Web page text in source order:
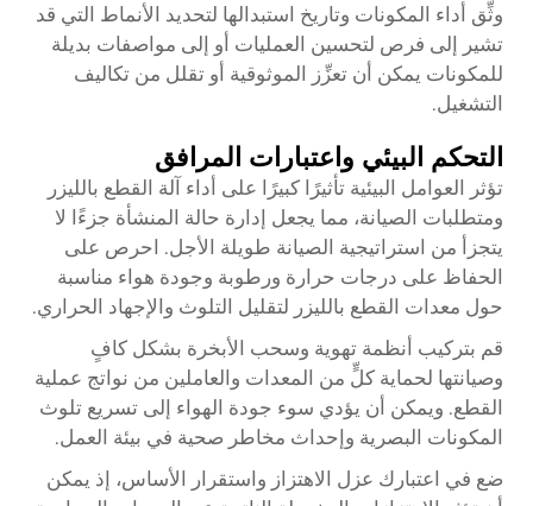
وثِّق أداء المكونات وتاريخ استبدالها لتحديد الأنماط التي قد
تشير إلى فرص لتحسين العمليات أو إلى مواصفات بديلة
للمكونات يمكن أن تعزِّز الموثوقية أو تقلل من تكاليف
التشغيل.
التحكم البيئي واعتبارات المرافق
تؤثر العوامل البيئية تأثيرًا كبيرًا على أداء آلة القطع بالليزر
ومتطلبات الصيانة، مما يجعل إدارة حالة المنشأة جزءًا لا
يتجزأ من استراتيجية الصيانة طويلة الأجل. احرص على
الحفاظ على درجات حرارة ورطوبة وجودة هواء مناسبة
حول معدات القطع بالليزر لتقليل التلوث والإجهاد الحراري.
قم بتركيب أنظمة تهوية وسحب الأبخرة بشكل كافٍ
وصيانتها لحماية كلٍّ من المعدات والعاملين من نواتج عملية
القطع. ويمكن أن يؤدي سوء جودة الهواء إلى تسريع تلوث
المكونات البصرية وإحداث مخاطر صحية في بيئة العمل.
ضع في اعتبارك عزل الاهتزاز واستقرار الأساس، إذ يمكن